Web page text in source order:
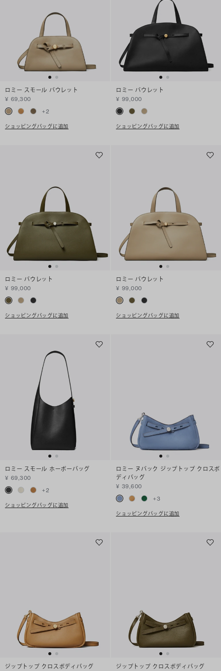
ロミー スモール バウレット
¥ 69,300
+2
ショッピングバッグに追加
ロミー バウレット
¥ 99,000
ショッピングバッグに追加
ロミー バウレット
¥ 99,000
ショッピングバッグに追加
ロミー バウレット
¥ 99,000
ショッピングバッグに追加
ロミー スモール ホーボーバッグ
¥ 69,300
+2
ショッピングバッグに追加
ロミー ヌバック ジップトップ クロスボ
ディバッグ
¥ 39,600
+3
ショッピングバッグに追加
ジップトップ クロスボディバッグ
ジップトップ クロスボディバッグ